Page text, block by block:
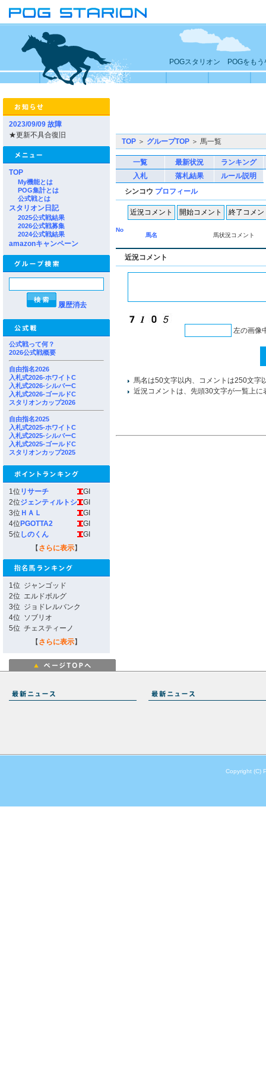
POGスタリオン POGをもう
2023/09/09 故障
★更新不具合復旧
TOP
My機能とは
POG集計とは
公式戦とは
スタリオン日記
2025公式戦結果
2026公式戦募集
2024公式戦結果
amazonキャンペーン
履歴消去
公式戦って何？
2026公式戦概要
自由指名2026
入札式2026-ホワイトC
入札式2026-シルバーC
入札式2026-ゴールドC
スタリオンカップ2026
自由指名2025
入札式2025-ホワイトC
入札式2025-シルバーC
入札式2025-ゴールドC
スタリオンカップ2025
1位 リサーチ
GI
2位ジェンティルトシ
GI
3位 ＨＡＬ
GI
4位 PGOTTA2
GI
5位 しのくん
GI
【 さらに表示】
1位 ジャンゴッド
2位 エルドボルグ
3位 ジョドレルバンク
4位 ソブリオ
5位 チェスティーノ
【 さらに表示】
TOP ＞ グループTOP ＞ 馬一覧
一覧 最新状況
ランキング
入札
落札結果
ルール説明
シンコウ プロフィール
No
馬名
馬状況コメント
近況コメント
左の画像
馬名は50文字以内、コメントは250文字
近況コメントは、先頭30文字が一覧上に
Copyright (C)